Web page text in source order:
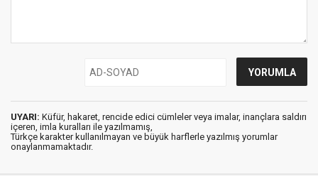
UYARI: Küfür, hakaret, rencide edici cümleler veya imalar, inançlara saldırı
içeren, imla kuralları ile yazılmamış,
Türkçe karakter kullanılmayan ve büyük harflerle yazılmış yorumlar
onaylanmamaktadır.